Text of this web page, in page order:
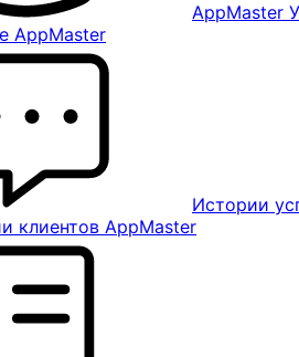
AppMaster
AppMaster
Истории
клиентов AppMaster